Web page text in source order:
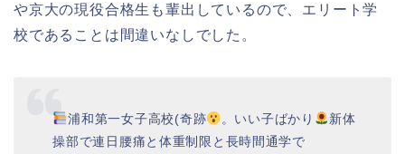
や京大の現役合格生も輩出しているので、エリート学
校であることは間違いなしでした。
浦和第一女子高校(奇跡 。いい子ばかり
新体
操部で連日腰痛と体重制限と長時間通学で